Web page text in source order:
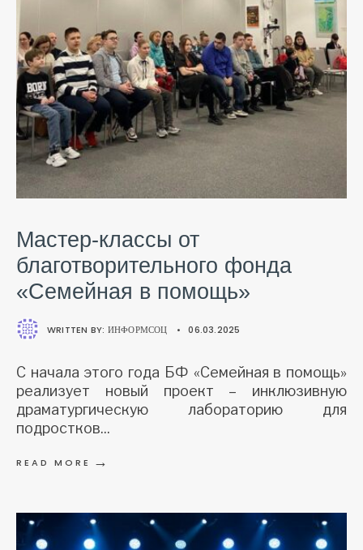
Мастер-классы от
благотворительного фонда
«Семейная в помощь»
WRITTEN BY: ИНФОРМСОЦ • 06.03.2025
С начала этого года БФ «Семейная в помощь»
реализует новый проект – инклюзивную
драматургическую лабораторию для
подростков...
READ MORE →